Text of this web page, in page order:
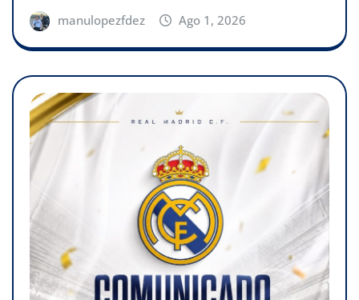
manulopezfdez Ago 1, 2026